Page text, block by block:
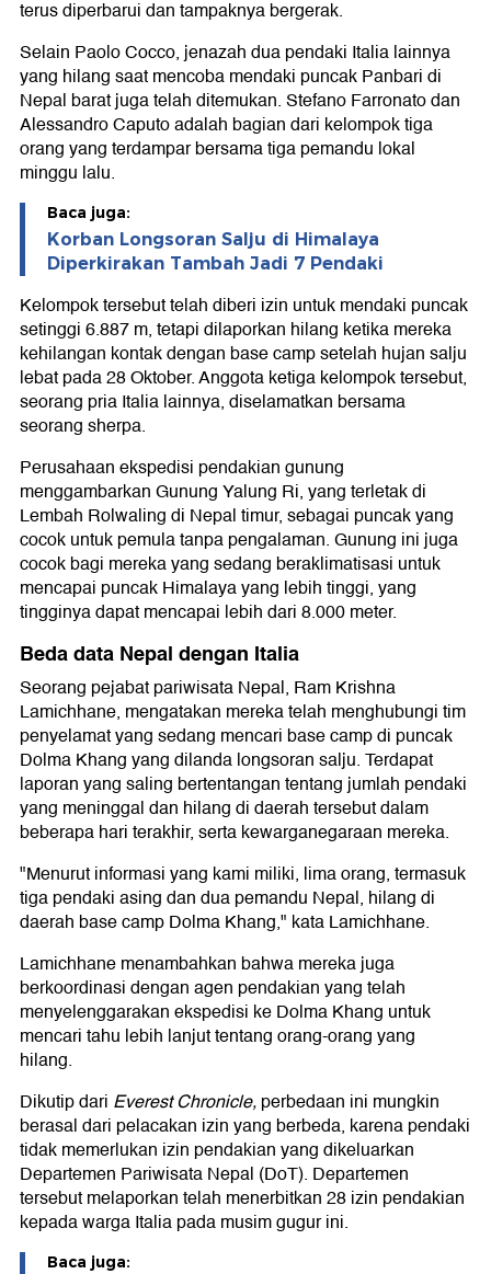
terus diperbarui dan tampaknya bergerak.
Selain Paolo Cocco, jenazah dua pendaki Italia lainnya
yang hilang saat mencoba mendaki puncak Panbari di
Nepal barat juga telah ditemukan. Stefano Farronato dan
Alessandro Caputo adalah bagian dari kelompok tiga
orang yang terdampar bersama tiga pemandu lokal
minggu lalu.
Baca juga:
Korban Longsoran Salju di Himalaya
Diperkirakan Tambah Jadi 7 Pendaki
Kelompok tersebut telah diberi izin untuk mendaki puncak
setinggi 6.887 m, tetapi dilaporkan hilang ketika mereka
kehilangan kontak dengan base camp setelah hujan salju
lebat pada 28 Oktober. Anggota ketiga kelompok tersebut,
seorang pria Italia lainnya, diselamatkan bersama
seorang sherpa.
Perusahaan ekspedisi pendakian gunung
menggambarkan Gunung Yalung Ri, yang terletak di
Lembah Rolwaling di Nepal timur, sebagai puncak yang
cocok untuk pemula tanpa pengalaman. Gunung ini juga
cocok bagi mereka yang sedang beraklimatisasi untuk
mencapai puncak Himalaya yang lebih tinggi, yang
tingginya dapat mencapai lebih dari 8.000 meter.
Beda data Nepal dengan Italia
Seorang pejabat pariwisata Nepal, Ram Krishna
Lamichhane, mengatakan mereka telah menghubungi tim
penyelamat yang sedang mencari base camp di puncak
Dolma Khang yang dilanda longsoran salju. Terdapat
laporan yang saling bertentangan tentang jumlah pendaki
yang meninggal dan hilang di daerah tersebut dalam
beberapa hari terakhir, serta kewarganegaraan mereka.
"Menurut informasi yang kami miliki, lima orang, termasuk
tiga pendaki asing dan dua pemandu Nepal, hilang di
daerah base camp Dolma Khang," kata Lamichhane.
Lamichhane menambahkan bahwa mereka juga
berkoordinasi dengan agen pendakian yang telah
menyelenggarakan ekspedisi ke Dolma Khang untuk
mencari tahu lebih lanjut tentang orang-orang yang
hilang.
Dikutip dari Everest Chronicle,perbedaan ini mungkin
berasal dari pelacakan izin yang berbeda, karena pendaki
tidak memerlukan izin pendakian yang dikeluarkan
Departemen Pariwisata Nepal (DoT). Departemen
tersebut melaporkan telah menerbitkan 28 izin pendakian
kepada warga Italia pada musim gugur ini.
Baca juga: